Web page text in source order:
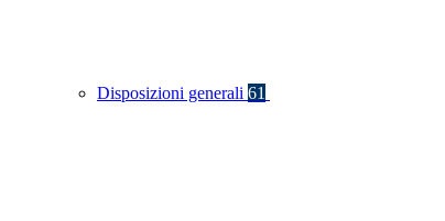
Disposizioni generali 61